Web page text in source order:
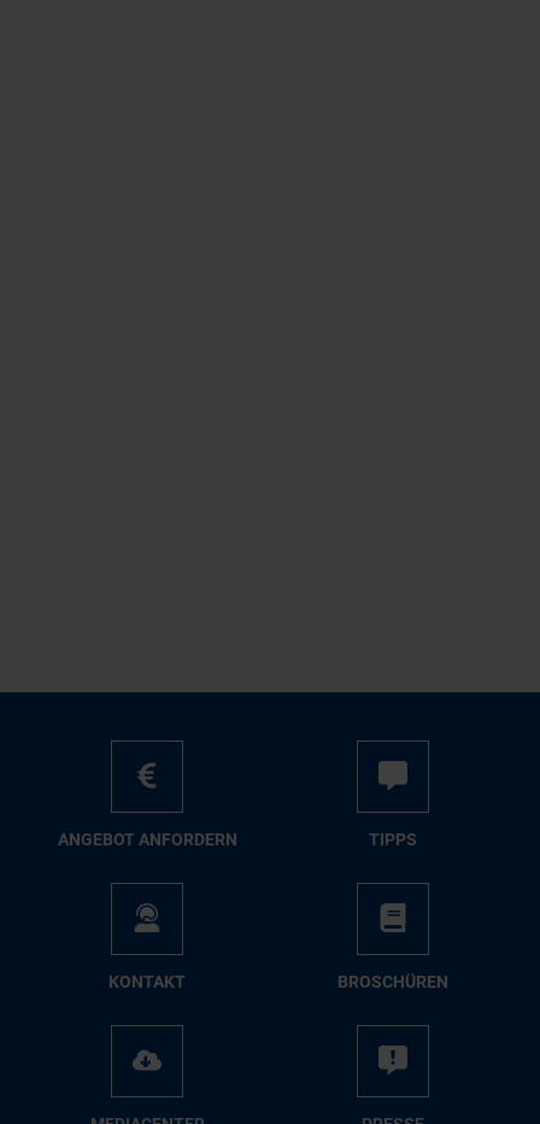
AN­GE­BOT AN­FOR­DERN TIPPS
KON­TAKT BRO­SCHÜ­REN